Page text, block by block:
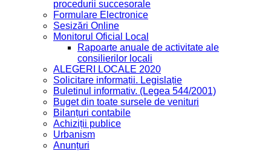
procedurii succesorale
Formulare Electronice
Sesizări Online
Monitorul Oficial Local
Rapoarte anuale de activitate ale
consilierilor locali
ALEGERI LOCALE 2020
Solicitare informații. Legislație
Buletinul informativ. (Legea 544/2001)
Buget din toate sursele de venituri
Bilanțuri contabile
Achiziții publice
Urbanism
Anunțuri